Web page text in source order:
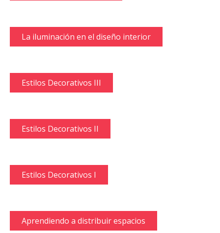
La iluminación en el diseño interior
Estilos Decorativos III
Estilos Decorativos II
Estilos Decorativos I
Aprendiendo a distribuir espacios